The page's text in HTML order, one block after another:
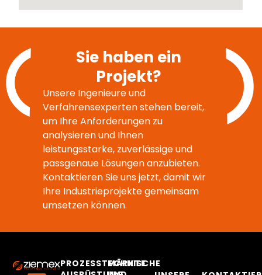
Sie haben ein
Projekt?
Unsere Ingenieure und
Verfahrensexperten stehen bereit,
um Ihre Anforderungen zu
analysieren und Ihnen
leistungsstarke, zuverlässige und
passgenaue Lösungen anzubieten.
Kontaktieren Sie uns jetzt, damit wir
Ihre Industrieprojekte gemeinsam
umsetzen können.
PROZESSTECHNISCHE
MÄRKTE